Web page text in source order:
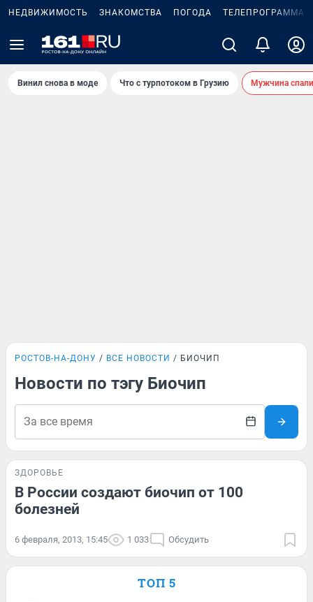
НЕДВИЖИМОСТЬ ЗНАКОМСТВА ПОГОДА ТЕЛЕПРОГРАММА
Винил снова в моде Что с турпотоком в Грузию Мужчина
РОСТОВ-НА-ДОНУ ВСЕ НОВОСТИ БИОЧИП
Новости по тэгу Биочип
ЗДОРОВЬЕ
В России создают биочип от 100
болезней
6 февраля, 2013, 15:45 1 033 Обсудить
ТОП 5